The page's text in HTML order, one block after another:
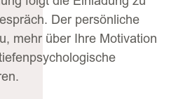
Der persönliche
mehr über Ihre Motivation